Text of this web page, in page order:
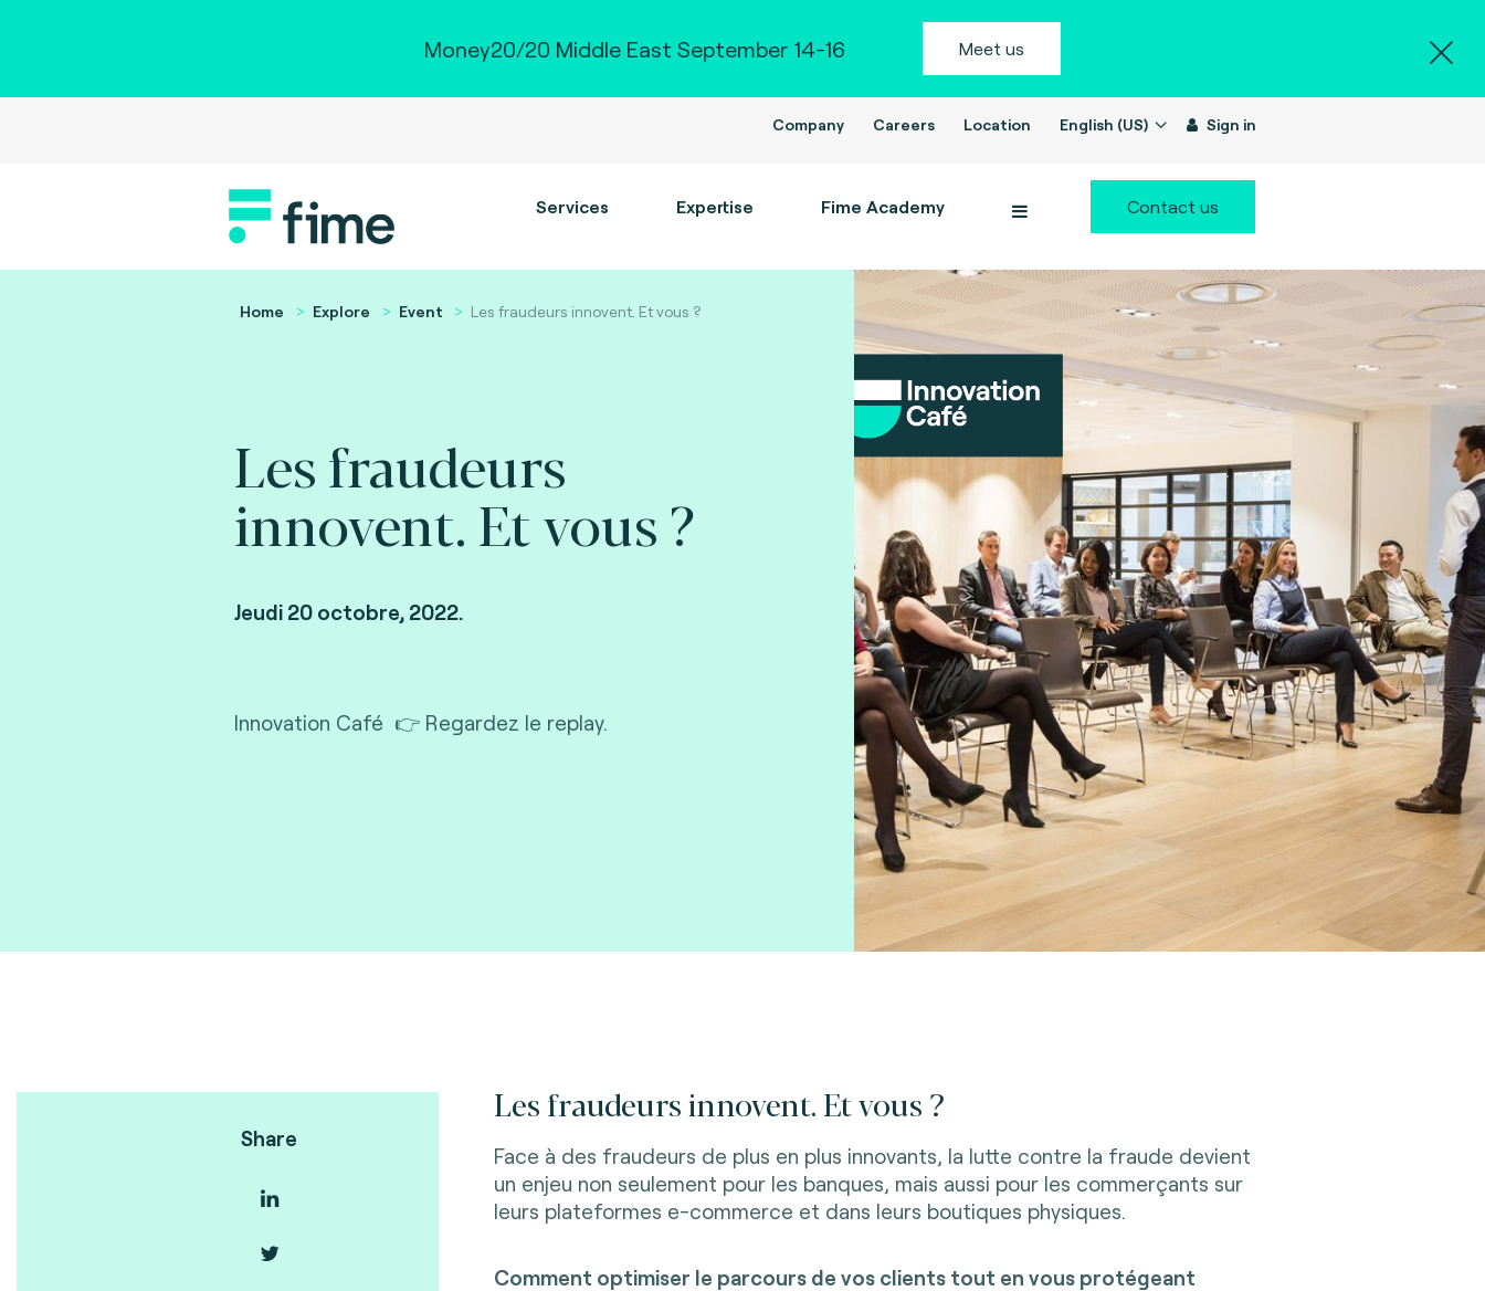
Money20/20 Middle East September 14-16 Meet us
Company Careers Location English (US) Sign in
Services Expertise Fime Academy Contact us
Home Explore Event Les fraudeurs innovent. Et vous ?
Les fraudeurs
innovent. Et vous ?
Jeudi 20 octobre, 2022.
Innovation Café 👉 Regardez le replay.
Share
Les fraudeurs innovent. Et vous ?
Face à des fraudeurs de plus en plus innovants, la lutte contre la fraude devient
un enjeu non seulement pour les banques, mais aussi pour les commerçants sur
leurs plateformes e-commerce et dans leurs boutiques physiques.
Comment optimiser le parcours de vos clients tout en vous protégeant